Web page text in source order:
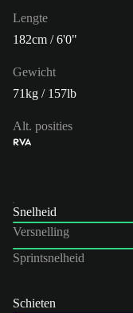
Lengte
182cm / 6'0"
Gewicht
71kg / 157lb
Alt. posities
RVA
Snelheid
Versnelling
Sprintsnelheid
Schieten